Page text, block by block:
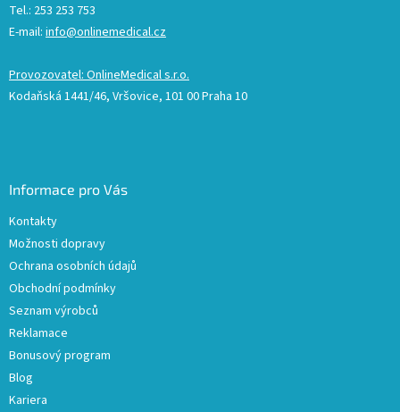
Tel.: 253 253 753
E-mail: info@onlinemedical.cz
Provozovatel: OnlineMedical s.r.o.
Kodaňská 1441/46, Vršovice, 101 00 Praha 10
Informace pro Vás
Kontakty
Možnosti dopravy
Ochrana osobních údajů
Obchodní podmínky
Seznam výrobců
Reklamace
Bonusový program
Blog
Kariera